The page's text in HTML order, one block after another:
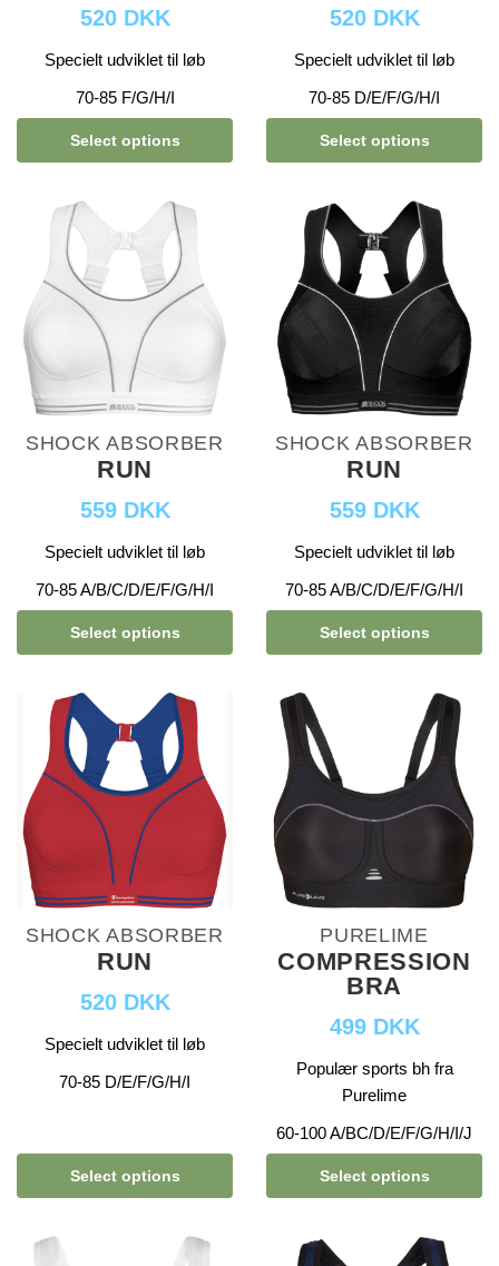
520 DKK
Specielt udviklet til løb
70-85 F/G/H/I
Select options
520 DKK
Specielt udviklet til løb
70-85 D/E/F/G/H/I
Select options
SHOCK ABSORBER
RUN
559 DKK
Specielt udviklet til løb
70-85 A/B/C/D/E/F/G/H/I
Select options
SHOCK ABSORBER
RUN
559 DKK
Specielt udviklet til løb
70-85 A/B/C/D/E/F/G/H/I
Select options
SHOCK ABSORBER
RUN
520 DKK
Specielt udviklet til løb
70-85 D/E/F/G/H/I
Select options
PURELIME
COMPRESSION
BRA
499 DKK
Populær sports bh fra
Purelime
60-100 A/BC/D/E/F/G/H/I/J
Select options